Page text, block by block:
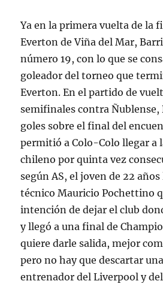
Ya en la primera vuelta de la
Everton de Viña del Mar,
número 19, con lo que se
goleador del torneo que
Everton. En el partido de
semifinales contra Ñublense,
goles sobre el final del
permitió a Colo-Colo llegar a
chileno por quinta vez
según AS, el joven de 22
técnico Mauricio Pochettino
intención de dejar el club
y llegó a una final de
quiere darle salida, mejor
pero no hay que descartar
entrenador del Liverpool y